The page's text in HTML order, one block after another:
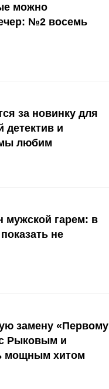
можно
№2 восемь
за новинку для
детектив и
любим
мужской гарем: в
не
замену «Первому
Рыковым и
мощным хитом